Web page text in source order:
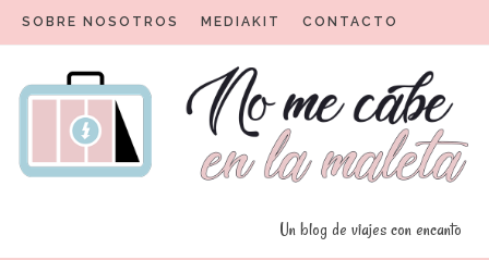
SOBRE NOSOTROS MEDIAKIT CONTACTO
Un blog de viajes con encanto
No me cabe en la maleta
Un blog para viajeros con encanto